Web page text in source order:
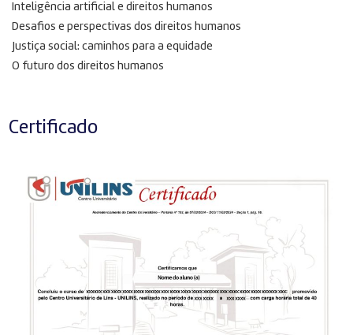
Inteligência artificial e direitos humanos
Desafios e perspectivas dos direitos humanos
Justiça social: caminhos para a equidade
O futuro dos direitos humanos
Certificado